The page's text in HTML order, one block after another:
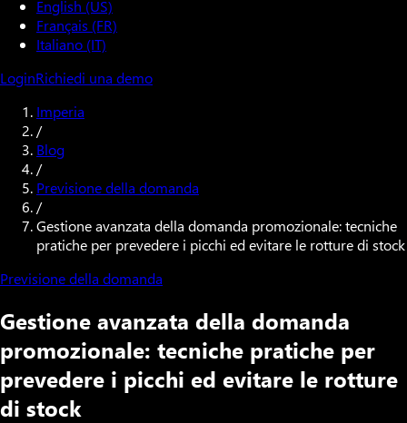
English (US)
Français (FR)
Italiano (IT)
LoginRichiedi una demo
Imperia
/
Blog
/
Previsione della domanda
/
Gestione avanzata della domanda promozionale: tecniche
pratiche per prevedere i picchi ed evitare le rotture di stock
Previsione della domanda
Gestione avanzata della domanda
promozionale: tecniche pratiche per
prevedere i picchi ed evitare le rotture
di stock